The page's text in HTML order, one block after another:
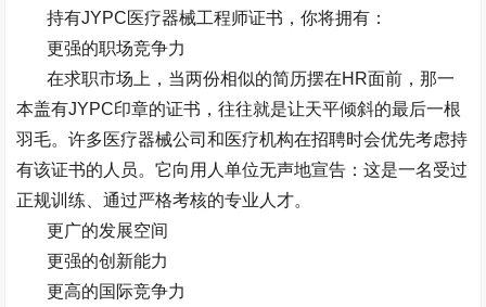
持有JYPC医疗器械工程师证书，你将拥有：
更强的职场竞争力
在求职市场上，当两份相似的简历摆在HR面前，那一
本盖有JYPC印章的证书，往往就是让天平倾斜的最后一根
羽毛。许多医疗器械公司和医疗机构在招聘时会优先考虑持
有该证书的人员。它向用人单位无声地宣告：这是一名受过
正规训练、通过严格考核的专业人才。
更广的发展空间
更强的创新能力
更高的国际竞争力